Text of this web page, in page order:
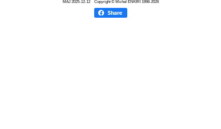
MAJ 2025-12-12Copyright © Michel ENKIRI 1998-2026